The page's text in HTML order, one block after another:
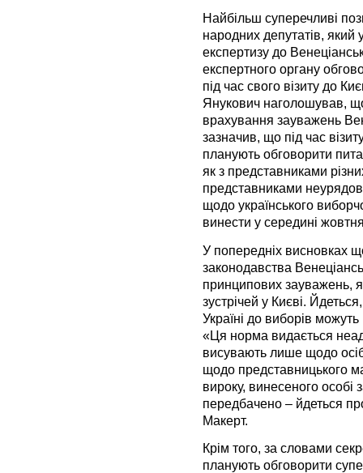
Найбільш суперечливі
народних депутатів, який
експертизу до
експертного органу
під час свого візиту до
Янукович наголошував,
врахування зауважень
зазначив, що під час
планують обговорити
як з представниками
представниками
щодо українського
винести у середині
У попередніх висновках
законодавства
принципових зауважень,
зустрічей у Києві.
Україні до виборів
«Ця норма видається
висувають лише щодо
щодо представницького
вироку, винесеного особі
передбачено – йдеться
Макерт.
Крім того, за словами
планують обговорити